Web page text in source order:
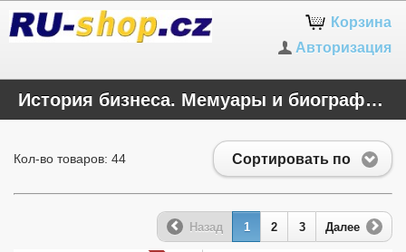
Корзина
Авторизация
История бизнеса. Мемуары и биографии бизнесменов
Сортировать по
Кол-во товаров: 44
Назад 1 2 3 Далее